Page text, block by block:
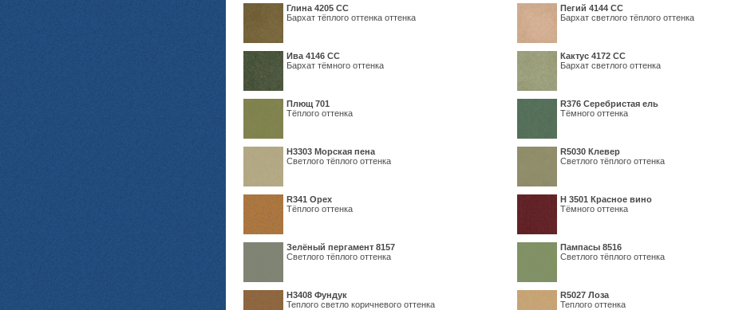
Глина 4205 СС
Бархат тёплого оттенка оттенка
Пегий 4144 СС
Бархат светлого тёплого оттенка
Ива 4146 СС
Бархат тёмного оттенка
Кактус 4172 СС
Бархат светлого оттенка
Плющ 701
Тёплого оттенка
R376 Серебристая ель
Тёмного оттенка
H3303 Морская пена
Светлого тёплого оттенка
R5030 Клевер
Светлого тёплого оттенка
R341 Орех
Тёплого оттенка
Н 3501 Красное вино
Тёмного оттенка
Зелёный пергамент 8157
Светлого тёплого оттенка
Пампасы 8516
Светлого тёплого оттенка
Н3408 Фундук
Теплого светло коричневого оттенка
R5027 Лоза
Теплого оттенка